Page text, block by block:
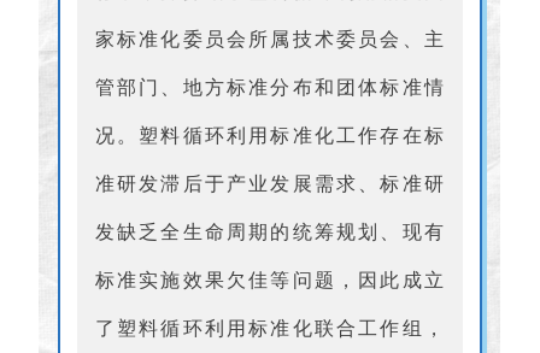
家标准化委员会所属技术委员会、主
管部门、地方标准分布和团体标准情
况。塑料循环利用标准化工作存在标
准研发滞后于产业发展需求、标准研
发缺乏全生命周期的统筹规划、现有
标准实施效果欠佳等问题，因此成立
了塑料循环利用标准化联合工作组，